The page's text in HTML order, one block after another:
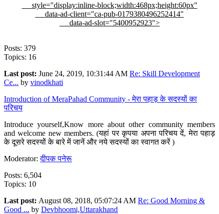
style="display:inline-block;width:468px;height:60px"
data-ad-client="ca-pub-0179380496252414"
data-ad-slot="5400952923">
Posts: 379
Topics: 16
Last post: June 24, 2019, 10:31:44 AM Re: Skill Development
Ce... by vinodkhati
Introduction of MeraPahad Community - मेरा पहाड़ के सदस्यों का
परिचय
Introduce yourself,Know more about other community members
and welcome new members. (यहां पर कृपया अपना परिचय दें, मेरा पहाड़
के दूसरे सदस्यों के बारे में जानें और नये सदस्यों का स्वागत करें )
Moderator:दीपक पनेरू
Posts: 6,504
Topics: 10
Last post: August 08, 2018, 05:07:24 AM Re: Good Morning &
Good ... by Devbhoomi,Uttarakhand